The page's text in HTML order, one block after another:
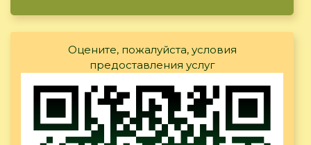
Оцените, пожалуйста, условия
предоставления услуг